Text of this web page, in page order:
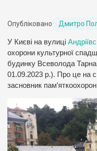
Опубліковано Дмитро
У Києві на вулиці
охорони культурної
будинку Всеволода
01.09.2023 р.). Про це на
засновник